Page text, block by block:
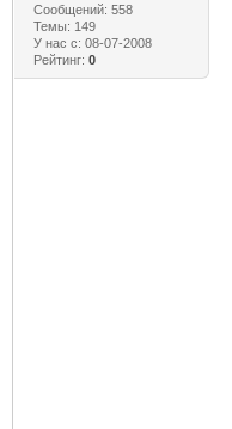
Сообщений: 558
Темы: 149
У нас с: 08-07-2008
Рейтинг: 0